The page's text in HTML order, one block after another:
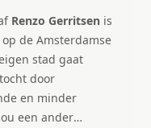
Renzo Gerritsen is
de Amsterdamse
stad gaat
door
en minder
een ander